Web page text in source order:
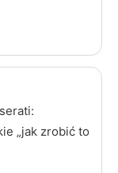
„jak zrobić to